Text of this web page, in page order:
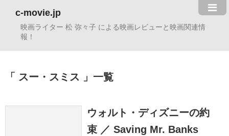
c-movie.jp
映画ライター 松 弥々子 による映画レビューと映画関連情
報！
スー・スミス 一覧
ウォルト・ディズニーの約
束 ／ Saving Mr. Banks